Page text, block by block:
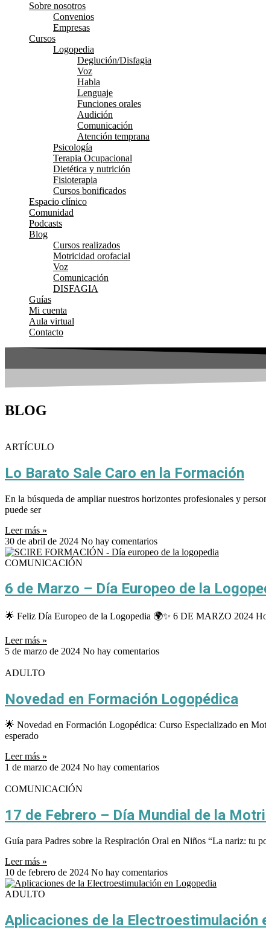
Sobre nosotros
Convenios
Empresas
Cursos
Logopedia
Deglución/Disfagia
Voz
Habla
Lenguaje
Funciones orales
Audición
Comunicación
Atención temprana
Psicología
Terapia Ocupacional
Dietética y nutrición
Fisioterapia
Cursos bonificados
Espacio clínico
Comunidad
Podcasts
Blog
Cursos realizados
Motricidad orofacial
Voz
Comunicación
DISFAGIA
Guías
Mi cuenta
Aula virtual
Contacto
BLOG
ARTÍCULO
Lo Barato Sale Caro en la Formación
En la búsqueda de ampliar nuestros horizontes profesionales y
puede ser
Leer más »
30 de abril de 2024 No hay comentarios
COMUNICACIÓN
6 de Marzo – Día Europeo de la
🌟 Feliz Día Europeo de la Logopedia 🌍✨ 6 DE MARZO 2024
Leer más »
5 de marzo de 2024 No hay comentarios
ADULTO
Novedad en Formación Logopédica
🌟 Novedad en Formación Logopédica: Curso Especializado en
esperado
Leer más »
1 de marzo de 2024 No hay comentarios
COMUNICACIÓN
17 de Febrero – Día Mundial de la
Guía para Padres sobre la Respiración Oral en Niños “La nariz: tu
Leer más »
10 de febrero de 2024 No hay comentarios
ADULTO
Aplicaciones de la Electroestimulación